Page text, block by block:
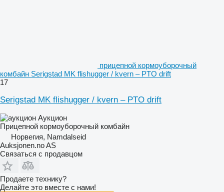
прицепной кормоуборочный
комбайн Serigstad MK flishugger / kvern – PTO drift
17
Serigstad MK flishugger / kvern – PTO drift
Аукцион
Прицепной кормоуборочный комбайн
Норвегия, Namdalseid
Auksjonen.no AS
Связаться с продавцом
Продаете технику?
Делайте это вместе с нами!